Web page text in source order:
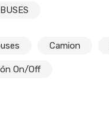
Camion
On/Off